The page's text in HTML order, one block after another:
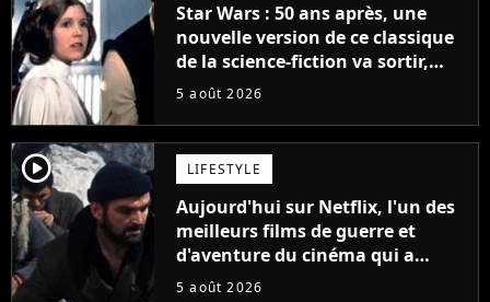
Star Wars : 50 ans après, une
nouvelle version de ce classique
de la science-fiction va sortir,
mais on ne la verra jamais en
5 août 2026
player2 LIFESTYLE
Aujourd'hui sur Netflix, l'un des
meilleurs films de guerre et
d'aventure du cinéma qui a
connu un succès retentissant à
5 août 2026